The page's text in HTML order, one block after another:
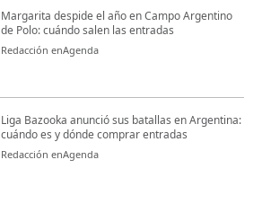
Margarita despide el año en Campo Argentino
de Polo: cuándo salen las entradas
Redacción enAgenda
Liga Bazooka anunció sus batallas en Argentina:
cuándo es y dónde comprar entradas
Redacción enAgenda